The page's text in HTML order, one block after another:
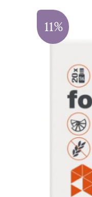
11%